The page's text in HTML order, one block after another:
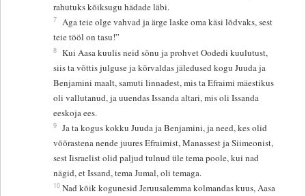
rahutuks kõiksugu hädade läbi.
7 Aga teie olge vahvad ja ärge laske oma käsi lõdvaks, sest
teie tööl on tasu!”
8 Kui Aasa kuulis neid sõnu ja prohvet Oodedi kuulutust,
siis ta võttis julguse ja kõrvaldas jäledused kogu Juuda ja
Benjamini maalt, samuti linnadest, mis ta Efraimi mäestikus
oli vallutanud, ja uuendas Issanda altari, mis oli Issanda
eeskoja ees.
9 Ja ta kogus kokku Juuda ja Benjamini, ja need, kes olid
võõrastena nende juures Efraimist, Manassest ja Siimeonist,
sest Iisraelist olid paljud tulnud üle tema poole, kui nad
nägid, et Issand, tema Jumal, oli temaga.
10 Nad kõik kogunesid Jeruusalemma kolmandas kuus, Aasa